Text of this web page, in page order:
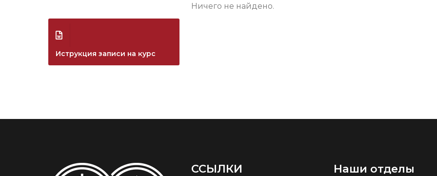
Иструкция записи на курс
Ничего не найдено.
ССЫЛКИ Наши отделы